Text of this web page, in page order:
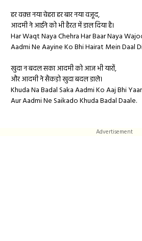
हर वक़्त नया चेहरा हर बार नया वजूद,
आदमी ने आईने को भी हैरत में डाल दिया है।
Har Waqt Naya Chehra Har Baar Naya
Aadmi Ne Aayine Ko Bhi Hairat Mein Daal
खुदा न बदल सका आदमी को आज भी यारों,
और आदमी ने सैकड़ो खुदा बदल डाले।
Khuda Na Badal Saka Aadmi Ko Aaj Bhi
Aur Aadmi Ne Saikado Khuda Badal Daale.
Advertisement